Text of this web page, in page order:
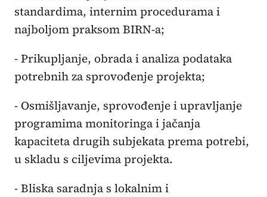
standardima, internim procedurama i
najboljom praksom BIRN-a;
- Prikupljanje, obrada i analiza podataka
potrebnih za sprovođenje projekta;
- Osmišljavanje, sprovođenje i upravljanje
programima monitoringa i jačanja
kapaciteta drugih subjekata prema potrebi,
u skladu s ciljevima projekta.
- Bliska saradnja s lokalnim i